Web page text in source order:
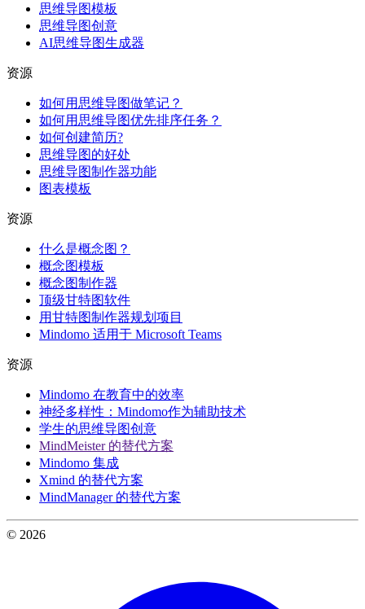
思维导图模板
思维导图创意
AI思维导图生成器
资源
如何用思维导图做笔记？
如何用思维导图优先排序任务？
如何创建简历?
思维导图的好处
思维导图制作器功能
图表模板
资源
什么是概念图？
概念图模板
概念图制作器
顶级甘特图软件
用甘特图制作器规划项目
Mindomo 适用于 Microsoft Teams
资源
Mindomo 在教育中的效率
神经多样性：Mindomo作为辅助技术
学生的思维导图创意
MindMeister 的替代方案
Mindomo 集成
Xmind 的替代方案
MindManager 的替代方案
© 2026